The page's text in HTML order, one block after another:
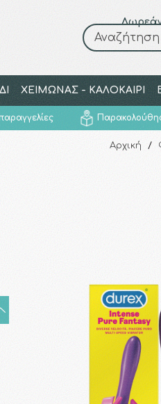
Αναζήτηση
ΧΕΙΜΩΝΑΣ - ΚΑΛΟΚΑΙΡΙ
Αρχική /